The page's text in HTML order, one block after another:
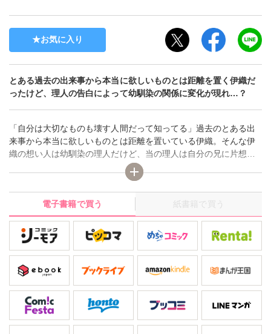
お気に入り
とある過去の出来事から本当に欲しいものとは距離を置く伊織だ
ったけど、理人の告白によって幼馴染の関係に変化が現れ…？
「自分は大切なものも壊す人間だって知ってる」過去のとある出
来事から本当に欲しいものとは距離を置いている伊織。そんな伊
織の想い人は幼馴染の理人だけど、当の理人は自分の兄に片想い
中。だからこそこの気持ちは絶対に言わないと決めていた。そん
なある日クラスの友人から彼女が浮気しているかも知れないと相
談を受ける。真相を見極めるべく、放課後に理人と共に友人の彼
女が他の男と待ち合わせている場所に向かうと、浮気相手として
現れたのは理人の兄で…？そんな兄の姿に落ち込む理人の話を聞
いたりと“優しく”振る舞う伊織だったけど、心の奥底ではまだ理人
にも見せていない独占欲を抱えていて――？
電子書籍で買う 紙書籍で買う